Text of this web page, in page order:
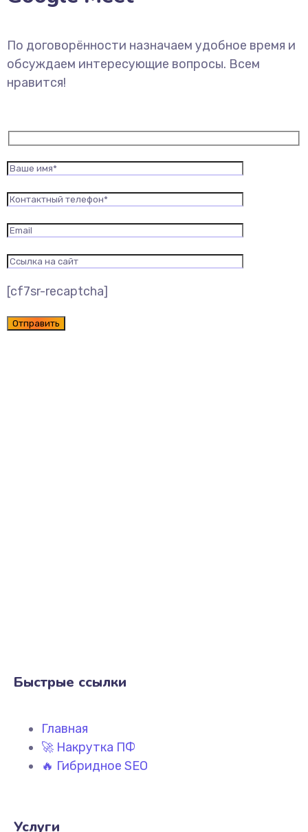
По договорённости назначаем удобное время и
обсуждаем интересующие вопросы. Всем
нравится!
[cf7sr-recaptcha]
Быстрые ссылки
Главная
🚀 Накрутка ПФ
🔥 Гибридное SEO
Услуги